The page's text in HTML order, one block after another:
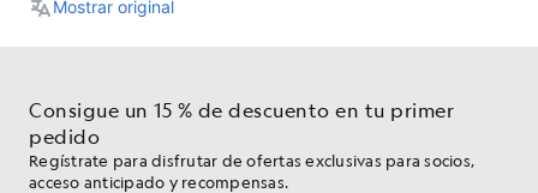
Consigue un 15 % de descuento en tu primer
pedido
Regístrate para disfrutar de ofertas exclusivas para socios,
acceso anticipado y recompensas.